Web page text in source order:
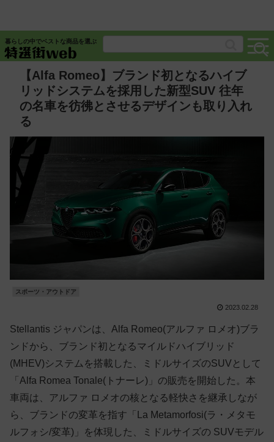
暮らしの中でベストな商品を選ぶ
【Alfa Romeo】ブランド初となるハイブ
リッドシステムを採用した新型SUV 往年
の名車を彷彿とさせるデザインも取り入れ
る
スポーツ・アウトドア
2023.02.28
Stellantis ジャパンは、Alfa Romeo(アルファ ロメオ)ブラ
ンドから、ブランド初となるマイルドハイブリッド
(MHEV)システムを搭載した、ミドルサイズのSUVとして
「Alfa Romea Tonale(トナーレ)」の販売を開始した。本
車両は、アルファ ロメオの核となる軽快さを継承しなが
ら、ブランドの変革を指す「La Metamorfosi(ラ・メタモ
ルフォシ/変革)」を体現した、ミドルサイズの SUVモデル